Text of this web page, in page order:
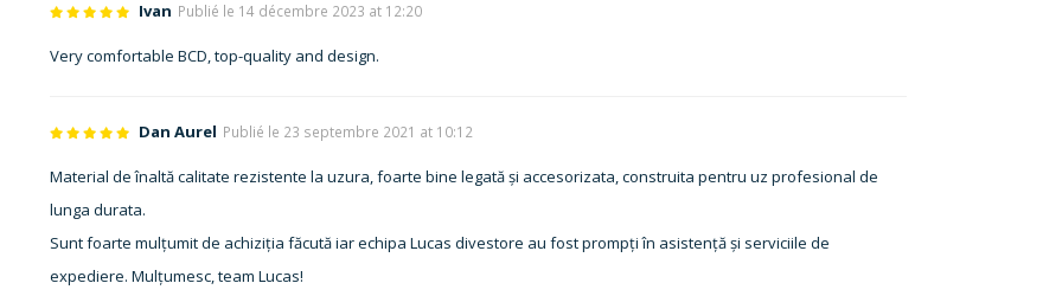
Ivan Publié le 14 décembre 2023 at 12:20
Very comfortable BCD, top-quality and design.
Dan Aurel Publié le 23 septembre 2021 at 10:12
Material de înaltă calitate rezistente la uzura, foarte bine legată și accesorizata, construita pentru uz profesional de
lunga durata.
Sunt foarte mulțumit de achiziția făcută iar echipa Lucas divestore au fost prompți în asistență și serviciile de
expediere. Mulțumesc, team Lucas!